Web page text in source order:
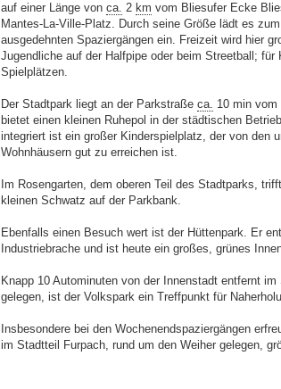
auf einer Länge von ca. 2 km vom Bliesufer Ecke
Mantes-La-Ville-Platz. Durch seine Größe lädt es
ausgedehnten Spaziergängen ein. Freizeit wird hier
Jugendliche auf der Halfpipe oder beim Streetball; für
Spielplätzen.
Der Stadtpark liegt an der Parkstraße ca. 10 min vom
bietet einen kleinen Ruhepol in der städtischen
integriert ist ein großer Kinderspielplatz, der von den
Wohnhäusern gut zu erreichen ist.
Im Rosengarten, dem oberen Teil des Stadtparks,
kleinen Schwatz auf der Parkbank.
Ebenfalls einen Besuch wert ist der Hüttenpark. Er
Industriebrache und ist heute ein großes, grünes
Knapp 10 Autominuten von der Innenstadt entfernt
gelegen, ist der Volkspark ein Treffpunkt für
Insbesondere bei den Wochenendspaziergängen
im Stadtteil Furpach, rund um den Weiher gelegen,